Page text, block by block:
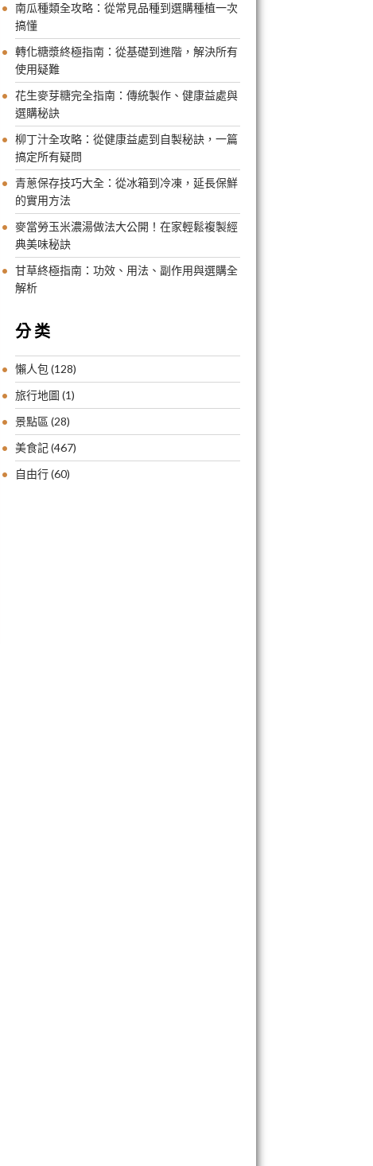
南瓜種類全攻略：從常見品種到選購種植一次
搞懂
轉化糖漿終極指南：從基礎到進階，解決所有
使用疑難
花生麥芽糖完全指南：傳統製作、健康益處與
選購秘訣
柳丁汁全攻略：從健康益處到自製秘訣，一篇
搞定所有疑問
青蔥保存技巧大全：從冰箱到冷凍，延長保鮮
的實用方法
麥當勞玉米濃湯做法大公開！在家輕鬆複製經
典美味秘訣
甘草終極指南：功效、用法、副作用與選購全
解析
分类
懶人包 (128)
旅行地圖 (1)
景點區 (28)
美食記(467)
自由行(60)